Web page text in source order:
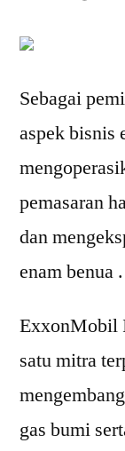
Sebagai
aspek bisnis
pemasaran
dan
enam benua .
ExxonMobil
satu mitra
gas bumi